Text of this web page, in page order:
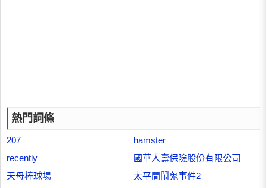
熱門詞條
207
hamster
recently
國華人壽保險股份有限公司
天母棒球場
太平間鬧鬼事件2